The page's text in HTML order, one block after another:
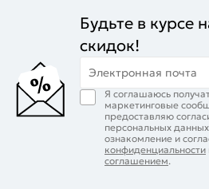
Будьте в курсе
скидок!
Электронная почта
Я соглашаюсь
маркетинговые
предоставляю
персональных
ознакомление и
конфиденциальности
соглашением.